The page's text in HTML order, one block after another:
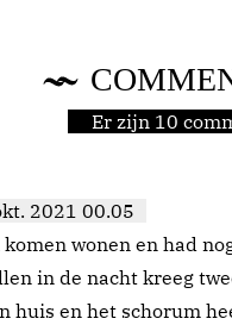
Er zijn 10
2021 00.05
wonen en had
in de nacht kreeg
huis en het schorum